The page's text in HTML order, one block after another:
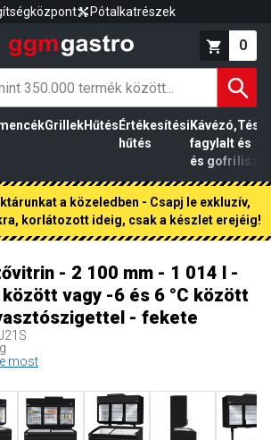
Pótalkatrészek
0
GrillekHűtés Értékesítési
hűtés
Kávézó,
fagylalt
és gofri
és
liszt
a közeledben - Csapj le exkluzív,
korlátozott ideig, csak a készlet erejéig!
- 2 100 mm - 1 014 l -
vagy -6 és 6 °C között
- fekete
most